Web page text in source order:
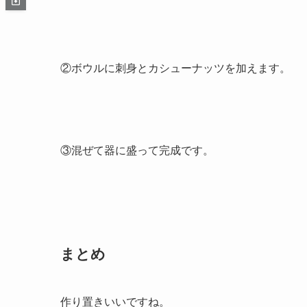
②ボウルに刺身とカシューナッツを加えます。
③混ぜて器に盛って完成です。
まとめ
作り置きいいですね。